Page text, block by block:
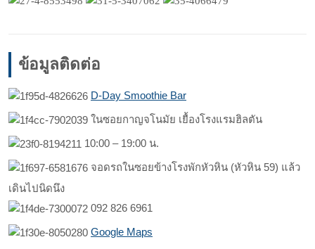
ข้อมูลติดต่อ
D-Day Smoothie Bar
ในซอยกาญจโนมัย เยื้องโรงแรมฮิลตัน
10:00 – 19:00 น.
จอดรถในซอยข้างโรงพักหัวหิน (หัวหิน 59) แล้ว
เดินไปนิดนึง
092 826 6961
Google Maps